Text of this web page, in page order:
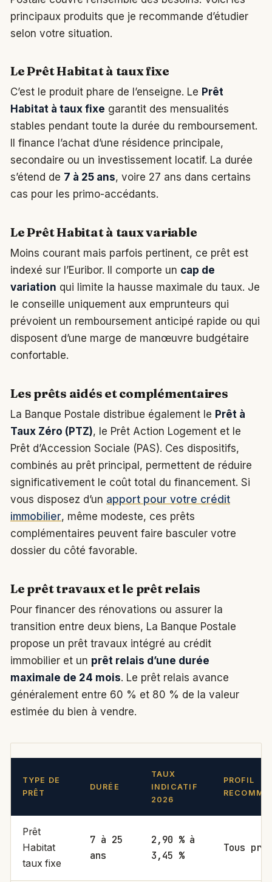
principaux produits que je recommande d’étudier
selon votre situation.
Le Prêt Habitat à taux fixe
C’est le produit phare de l’enseigne. Le Prêt
Habitat à taux fixe garantit des mensualités
stables pendant toute la durée du remboursement.
Il finance l’achat d’une résidence principale,
secondaire ou un investissement locatif. La durée
s’étend de 7 à 25 ans, voire 27 ans dans certains
cas pour les primo-accédants.
Le Prêt Habitat à taux variable
Moins courant mais parfois pertinent, ce prêt est
indexé sur l’Euribor. Il comporte un cap de
variation qui limite la hausse maximale du taux. Je
le conseille uniquement aux emprunteurs qui
prévoient un remboursement anticipé rapide ou qui
disposent d’une marge de manœuvre budgétaire
confortable.
Les prêts aidés et complémentaires
La Banque Postale distribue également le Prêt à
Taux Zéro (PTZ), le Prêt Action Logement et le
Prêt d’Accession Sociale (PAS). Ces dispositifs,
combinés au prêt principal, permettent de réduire
significativement le coût total du financement. Si
vous disposez d’un apport pour votre crédit
immobilier, même modeste, ces prêts
complémentaires peuvent faire basculer votre
dossier du côté favorable.
Le prêt travaux et le prêt relais
Pour financer des rénovations ou assurer la
transition entre deux biens, La Banque Postale
propose un prêt travaux intégré au crédit
immobilier et un prêt relais d’une durée
maximale de 24 mois. Le prêt relais avance
généralement entre 60 % et 80 % de la valeur
estimée du bien à vendre.
TYPE DE
PRÊT
DURÉE
TAUX
INDICATIF
2026
PROFIL
Prêt
Habitat
taux fixe
7 à 25
ans
2,90 % à
3,45 %
Tous